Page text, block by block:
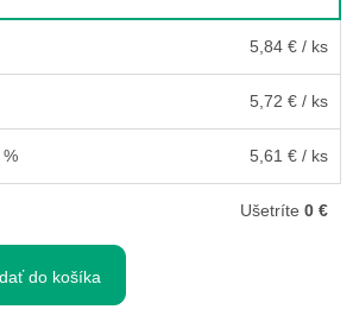
5,84 € / ks
5,72 € / ks
5,61 € / ks
Ušetríte 0 €
do košíka